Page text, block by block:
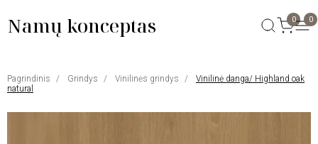
Namų konceptas 0 0
Pagrindinis Grindys Vinilinės grindys
Vinilinė danga/ Highland oak
natural